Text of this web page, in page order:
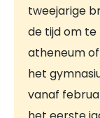
tweejarige
de tijd om
atheneum
het
vanaf